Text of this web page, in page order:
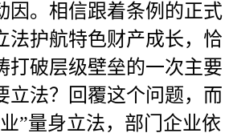
因。相信跟着条例的正式
法护航特色财产成长，恰
打破层级壁垒的一次主要
立法？回覆这个问题，而
”量身立法，部门企业依